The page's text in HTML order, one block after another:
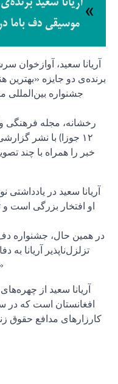
آریانا سعید، آوازخوان
برنده‌ی دو جایزه‌ «بهترین
جشنواره
رخشانه، مجله‌ فرهنگی
۱۲ جوزا) با نشر
خبر را همراه با چند
آریانا سعید در
او افتخار بزرگی است
در همین حال، جشنواره
تزلزل‌ناپذیر آریانا
همچنان
آریانا سعید از
افغانستان است که در
کارزارهای مدافع حقوق